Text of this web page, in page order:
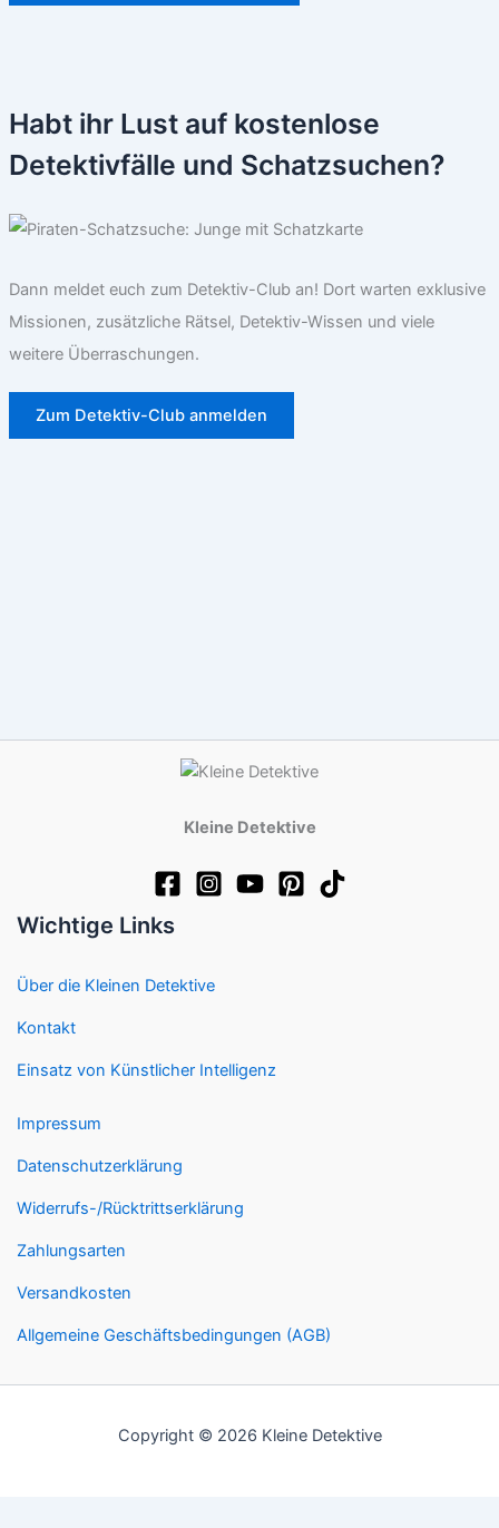
Habt ihr Lust auf kostenlose
Detektivfälle und Schatzsuchen?
Dann meldet euch zum Detektiv-Club an! Dort warten exklusive
Missionen, zusätzliche Rätsel, Detektiv-Wissen und viele
weitere Überraschungen.
Zum Detektiv-Club anmelden
Kleine Detektive
Wichtige Links
Über die Kleinen Detektive
Kontakt
Einsatz von Künstlicher Intelligenz
Impressum
Datenschutzerklärung
Widerrufs-/Rücktrittserklärung
Zahlungsarten
Versandkosten
Allgemeine Geschäftsbedingungen (AGB)
Copyright © 2026 Kleine Detektive